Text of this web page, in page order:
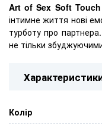
Art of Sex Soft
інтимне життя нові
турботу про
не тільки
Колір